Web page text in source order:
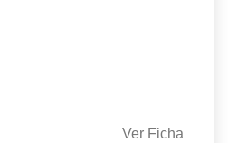
Ver Ficha